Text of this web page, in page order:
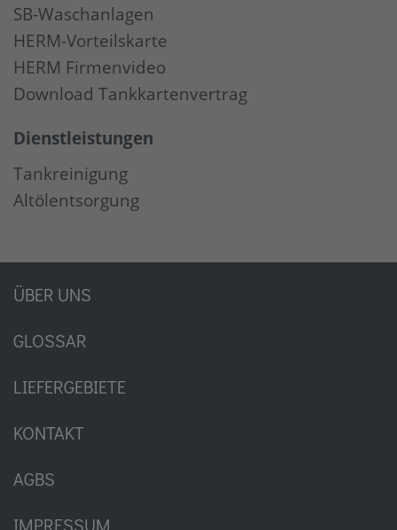
SB-Waschanlagen
HERM-Vorteilskarte
HERM Firmenvideo
Download Tankkartenvertrag
Dienstleistungen
Tankreinigung
Altölentsorgung
ÜBER UNS
GLOSSAR
LIEFERGEBIETE
KONTAKT
AGBS
IMPRESSUM